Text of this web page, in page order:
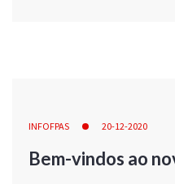
INFOFPAS 20-12-2020
Bem-vindos ao